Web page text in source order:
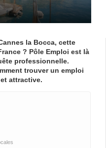
la Bocca, cette
? Pôle Emploi est là
professionnelle.
trouver un emploi
attractive.